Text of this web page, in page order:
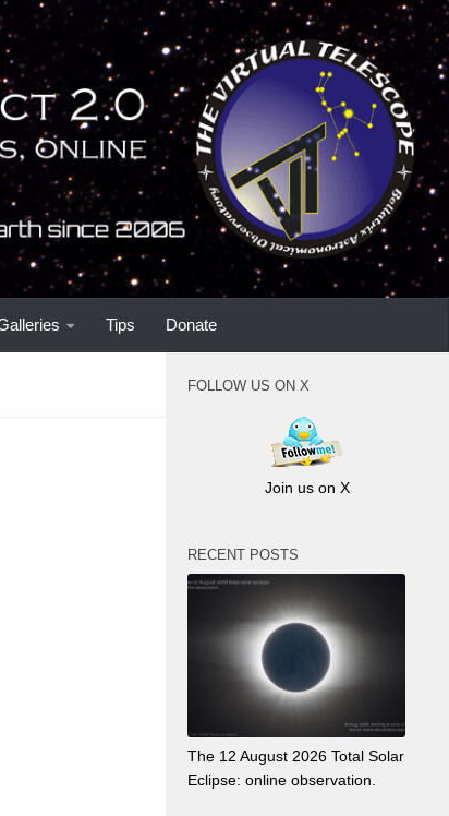
Tips Donate
FOLLOW US ON X
Join us on X
RECENT POSTS
The 12 August 2026 Total Solar
Eclipse: online observation.